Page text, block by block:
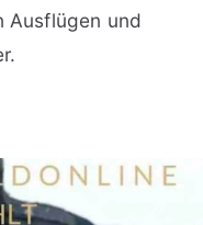
Ausflügen und